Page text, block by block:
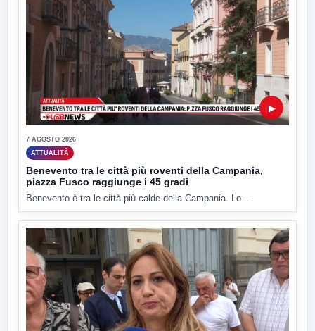
▶
7 AGOSTO 2026
ATTUALITÀ
Benevento tra le città più roventi della Campania,
piazza Fusco raggiunge i 45 gradi
Benevento è tra le città più calde della Campania. Lo...